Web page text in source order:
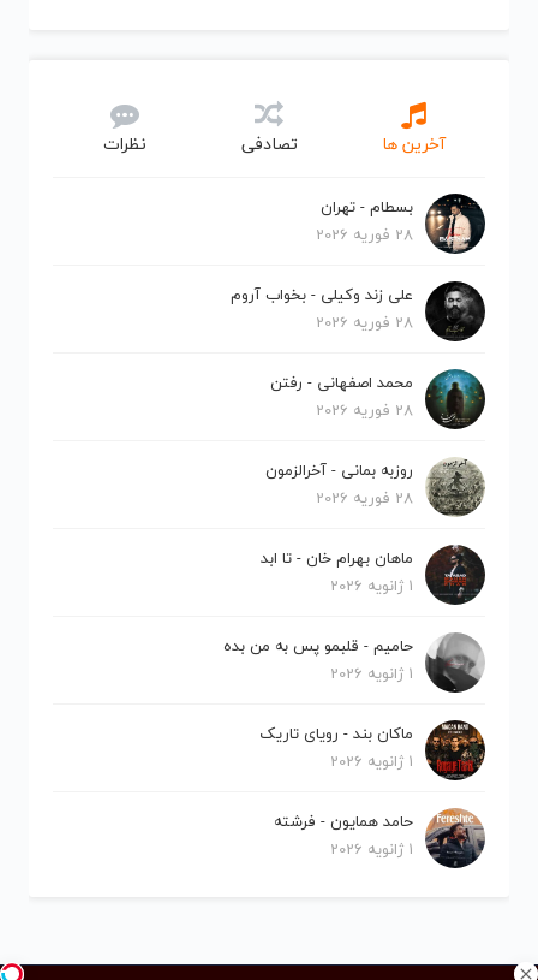
آخرین ها تصادفی نظرات
بسطام - تهران
28 فوریه 2026
علی زند وکیلی - بخواب آروم
28 فوریه 2026
محمد اصفهانی - رفتن
28 فوریه 2026
روزبه بمانی - آخرالزمون
28 فوریه 2026
ماهان بهرام خان - تا ابد
1 ژانویه 2026
حامیم - قلبمو پس به من بده
1 ژانویه 2026
ماکان بند - رویای تاریک
1 ژانویه 2026
حامد همایون - فرشته
1 ژانویه 2026